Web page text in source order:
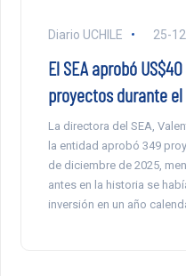
Diario UCHILE 25-
El SEA aprobó
proyectos durante
La directora del SEA,
la entidad aprobó 349
de diciembre de 2025,
antes en la historia se
inversión en un año